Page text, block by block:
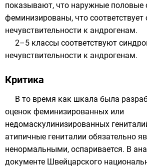
показывают, что наружные половые
феминизированы, что
нечувствительности к андрогенам.
2–5 классы соответствуют
нечувствительности к андрогенам.
Критика
В то время как шкала была
оценок феминизированных или
недомаскулинизированных
атипичные гениталии обязательно
ненормальными, оспаривается. В
документе Швейцарского